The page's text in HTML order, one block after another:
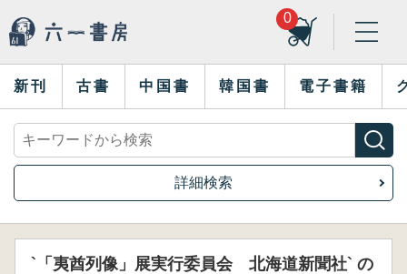
0
新刊 古書 中国書 韓国書 電子書籍
詳細検索
`「夷酋列像」展実行委員会 北海道新聞社` の